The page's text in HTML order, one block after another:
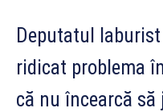
Deputatul laburist
ridicat problema
că nu încearcă